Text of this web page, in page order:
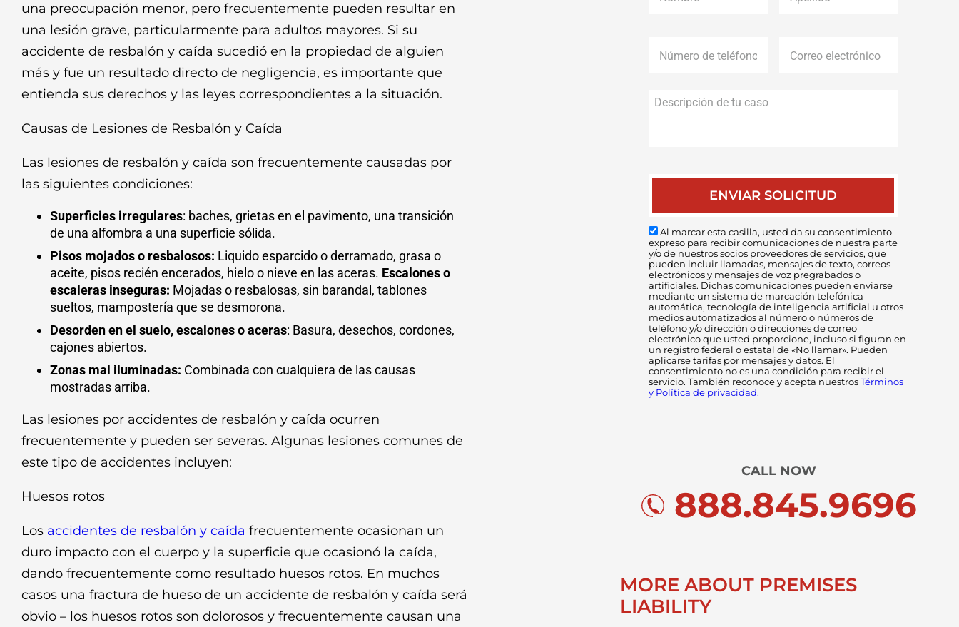
una preocupación menor, pero frecuentemente pueden resultar en
una lesión grave, particularmente para adultos mayores. Si su
accidente de resbalón y caída sucedió en la propiedad de alguien
más y fue un resultado directo de negligencia, es importante que
entienda sus derechos y las leyes correspondientes a la situación.
Causas de Lesiones de Resbalón y Caída
Las lesiones de resbalón y caída son frecuentemente causadas por
las siguientes condiciones:
Superficies irregulares: baches, grietas en el pavimento, una transición
de una alfombra a una superficie sólida.
Pisos mojados o resbalosos: Liquido esparcido o derramado, grasa o
aceite, pisos recién encerados, hielo o nieve en las aceras. Escalones o
escaleras inseguras: Mojadas o resbalosas, sin barandal, tablones
sueltos, mampostería que se desmorona.
Desorden en el suelo, escalones o aceras: Basura, desechos, cordones,
cajones abiertos.
Zonas mal iluminadas: Combinada con cualquiera de las causas
mostradas arriba.
Las lesiones por accidentes de resbalón y caída ocurren
frecuentemente y pueden ser severas. Algunas lesiones comunes de
este tipo de accidentes incluyen:
Huesos rotos
Los accidentes de resbalón y caída frecuentemente ocasionan un
duro impacto con el cuerpo y la superficie que ocasionó la caída,
dando frecuentemente como resultado huesos rotos. En muchos
casos una fractura de hueso de un accidente de resbalón y caída será
obvio – los huesos rotos son dolorosos y frecuentemente causan una
de
electrónico *
Al marcar esta casilla, usted da su consentimiento
expreso para recibir comunicaciones de nuestra parte
y/o de nuestros socios proveedores de servicios, que
pueden incluir llamadas, mensajes de texto, correos
electrónicos y mensajes de voz pregrabados o
artificiales. Dichas comunicaciones pueden enviarse
mediante un sistema de marcación telefónica
automática, tecnología de inteligencia artificial u otros
medios automatizados al número o números de
teléfono y/o dirección o direcciones de correo
electrónico que usted proporcione, incluso si figuran en
un registro federal o estatal de «No llamar». Pueden
aplicarse tarifas por mensajes y datos. El
consentimiento no es una condición para recibir el
servicio. También reconoce y acepta nuestrosTérminos
y Política de privacidad.
CALL NOW
888.845.9696
MORE ABOUT PREMISES
LIABILITY